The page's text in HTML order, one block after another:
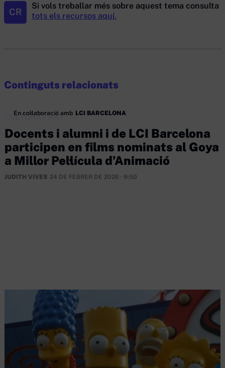
CR
Si vols treballar més sobre aquest tema consulta
tots els recursos aquí.
Continguts relacionats
En col·laboració amb LCI BARCELONA
CULTURA/ART
Docents i alumni i de LCI Barcelona
participen en films nominats al Goya
a Millor Pel·lícula d’Animació
JUDITH VIVES 24 DE FEBRER DE 2026 · 9:50